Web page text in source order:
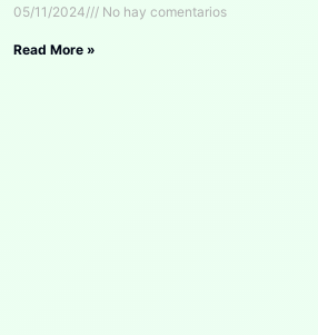
05/11/2024 No hay comentarios
Read More »